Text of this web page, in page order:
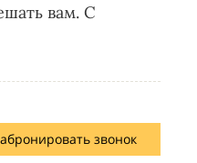
вам. С
звонок